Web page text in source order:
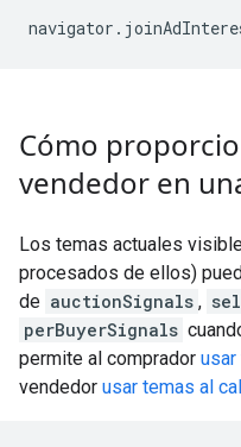
navigator .
Cómo
vendedor en
Los temas actuales
procesados de ellos)
de auctionSignals ,
perBuyerSignals
permite al comprador
vendedor usar temas al